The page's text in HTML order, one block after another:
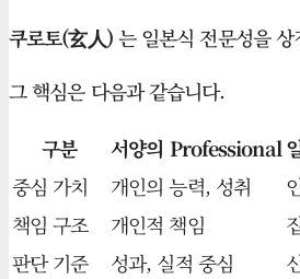
쿠로토(玄人)는 일본식 전문성을 상
그 핵심은 다음과 같습니다.
구분
서양의 Professional
중심 가치
개인의 능력, 성취
책임 구조
개인적 책임
판단 기준
성과, 실적 중심